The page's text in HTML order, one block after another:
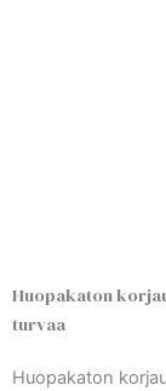
Huopakaton
turvaa
Huopakaton